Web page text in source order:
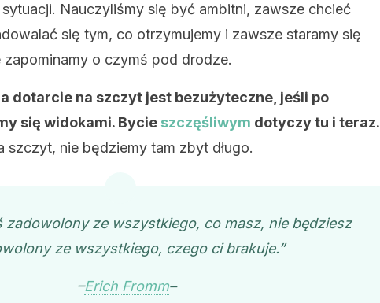
Nauczyliśmy się być ambitni, zawsze chcieć
się tym, co otrzymujemy i zawsze staramy się
o czymś pod drodze.
, a dotarcie na szczyt jest bezużyteczne, jeśli po
się widokami. Bycie szczęśliwym dotyczy tu i teraz.
szczyt, nie będziemy tam zbyt długo.
zadowolony ze wszystkiego, co masz, nie będziesz
ze wszystkiego, czego ci brakuje.”
–Erich Fromm–